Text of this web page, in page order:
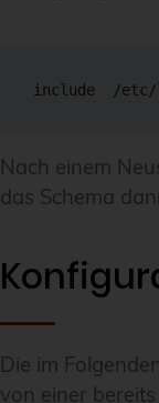
include  /etc/
Nach einem
das Schema
Die im
von einer